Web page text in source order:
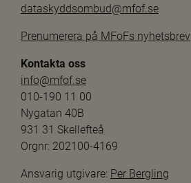
dataskyddsombud@mfof.se
Prenumerera på MFoFs nyhetsbrev
Kontakta oss
info@mfof.se
010-190 11 00
Nygatan 40B
931 31 Skellefteå
Orgnr: 202100-4169
Ansvarig utgivare: Per Bergling